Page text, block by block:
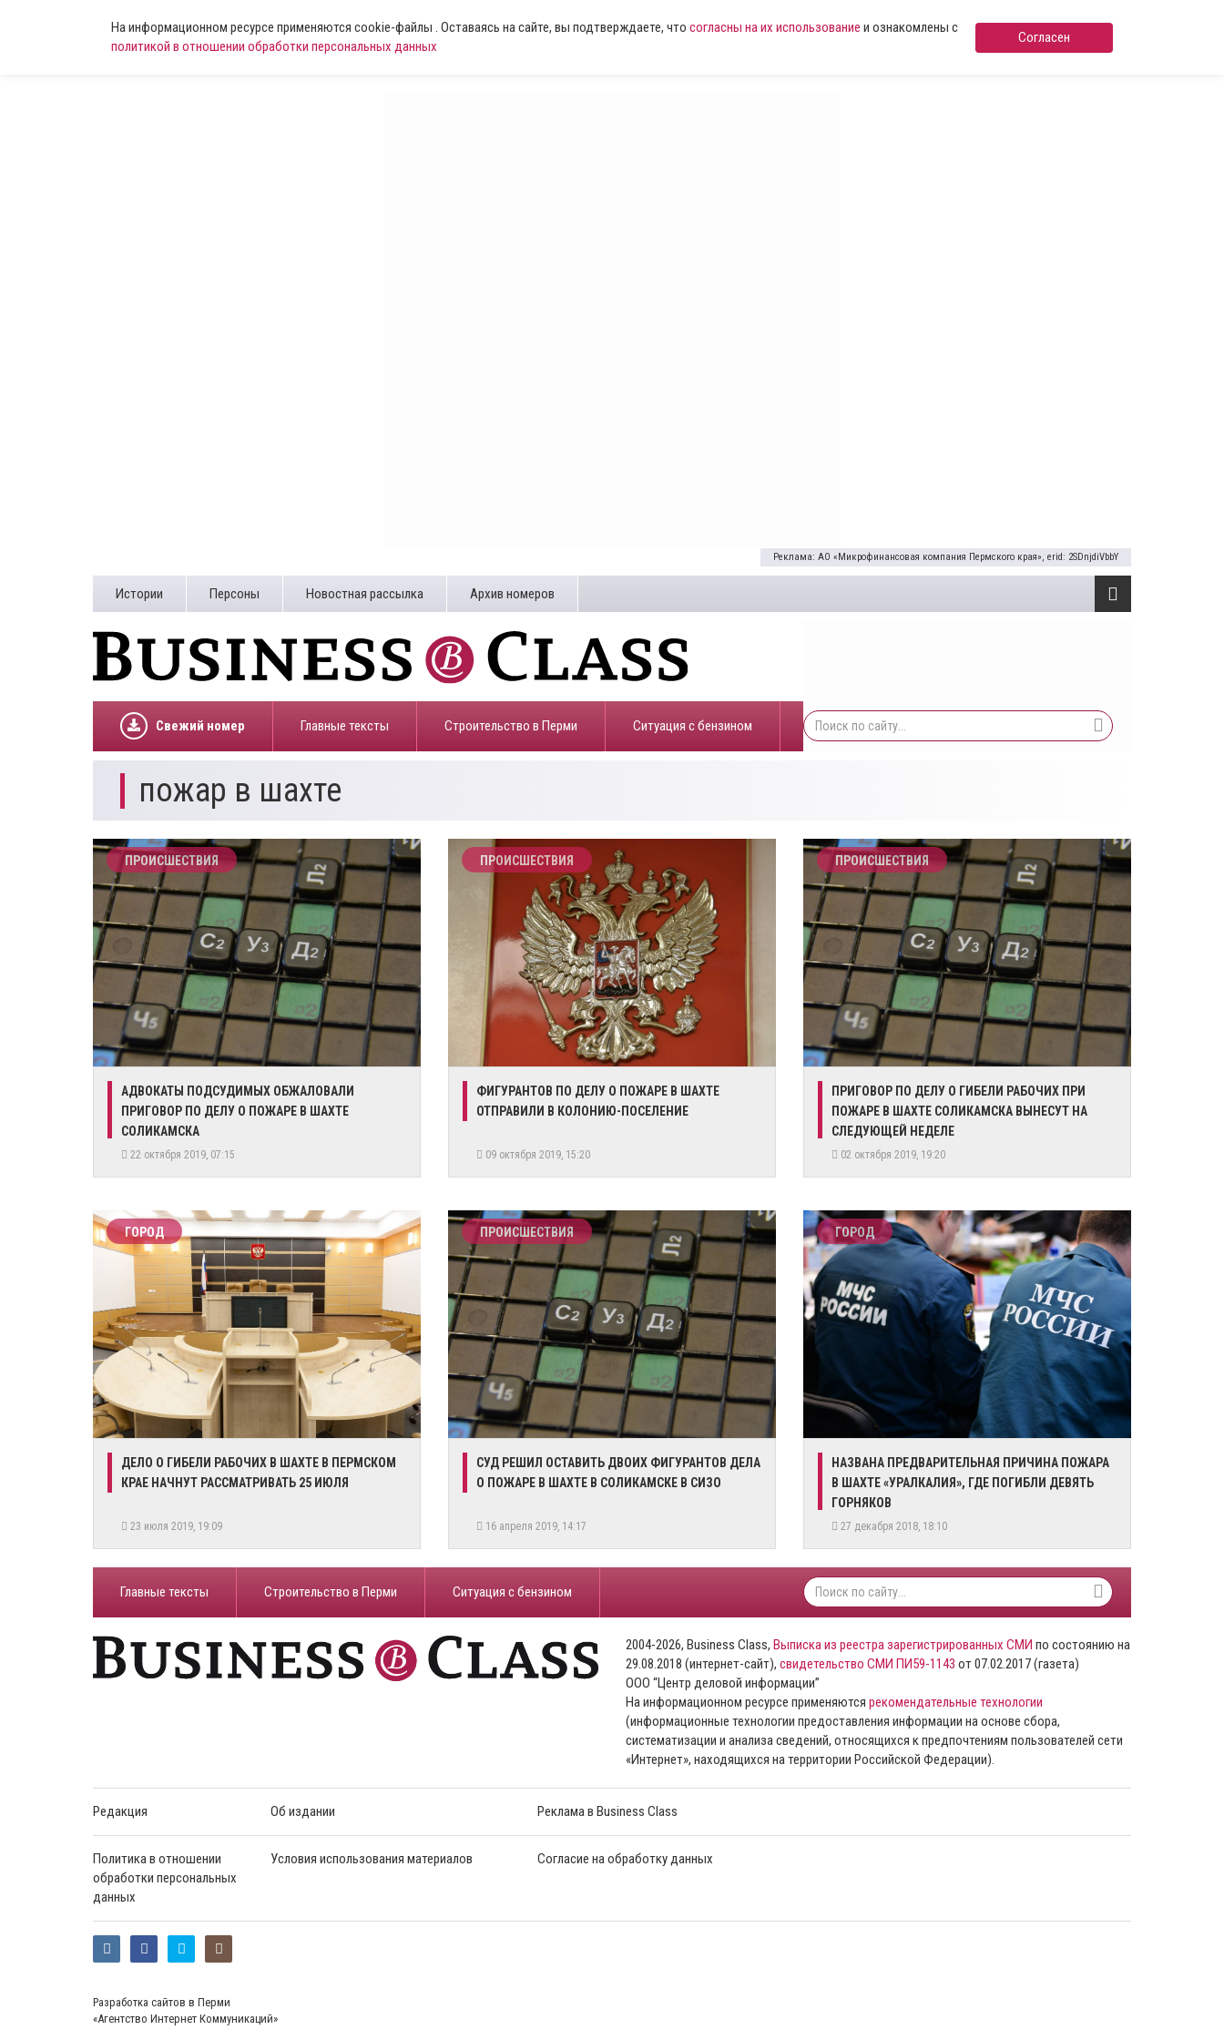
На информационном ресурсе применяются cookie-файлы . Оставаясь на сайте, вы подтверждаете, что согласны на их использование и ознакомлены с
политикой в отношении обработки персональных данных
Согласен
Реклама: АО «Микрофинансовая компания Пермского края», erid: 2SDnjdiVbbY
Истории Персоны Новостная рассылка Архив номеров
Свежий номер Главные тексты Строительство в Перми ​Ситуация с бензином
пожар в шахте
ПРОИСШЕСТВИЯ
АДВОКАТЫ ПОДСУДИМЫХ ОБЖАЛОВАЛИ
ПРИГОВОР ПО ДЕЛУ О ПОЖАРЕ В ШАХТЕ
СОЛИКАМСКА
22 октября 2019, 07:15
ПРОИСШЕСТВИЯ
ФИГУРАНТОВ ПО ДЕЛУ О ПОЖАРЕ В ШАХТЕ
ОТПРАВИЛИ В КОЛОНИЮ-ПОСЕЛЕНИЕ
09 октября 2019, 15:20
ПРОИСШЕСТВИЯ
ПРИГОВОР ПО ДЕЛУ О ГИБЕЛИ РАБОЧИХ ПРИ
ПОЖАРЕ В ШАХТЕ СОЛИКАМСКА ВЫНЕСУТ НА
СЛЕДУЮЩЕЙ НЕДЕЛЕ
02 октября 2019, 19:20
ГОРОД
ДЕЛО О ГИБЕЛИ РАБОЧИХ В ШАХТЕ В ПЕРМСКОМ
КРАЕ НАЧНУТ РАССМАТРИВАТЬ 25 ИЮЛЯ
23 июля 2019, 19:09
ПРОИСШЕСТВИЯ
СУД РЕШИЛ ОСТАВИТЬ ДВОИХ ФИГУРАНТОВ ДЕЛА
О ПОЖАРЕ В ШАХТЕ В СОЛИКАМСКЕ В СИЗО
16 апреля 2019, 14:17
ГОРОД
​НАЗВАНА ПРЕДВАРИТЕЛЬНАЯ ПРИЧИНА ПОЖАРА
В ШАХТЕ «УРАЛКАЛИЯ», ГДЕ ПОГИБЛИ ДЕВЯТЬ
ГОРНЯКОВ
27 декабря 2018, 18:10
Главные тексты Строительство в Перми ​Ситуация с бензином
2004-2026, Business Class, Выписка из реестра зарегистрированных СМИ по состоянию на
29.08.2018 (интернет-сайт), свидетельство СМИ ПИ59-1143 от 07.02.2017 (газета)
ООО “Центр деловой информации”
На информационном ресурсе применяются рекомендательные технологии
(информационные технологии предоставления информации на основе сбора,
систематизации и анализа сведений, относящихся к предпочтениям пользователей сети
«Интернет», находящихся на территории Российской Федерации).
Редакция Об издании Реклама в Business Class
Политика в отношении
обработки персональных
данных
Условия использования материалов Согласие на обработку данных
Разработка сайтов в Перми
«Агентство Интернет Коммуникаций»